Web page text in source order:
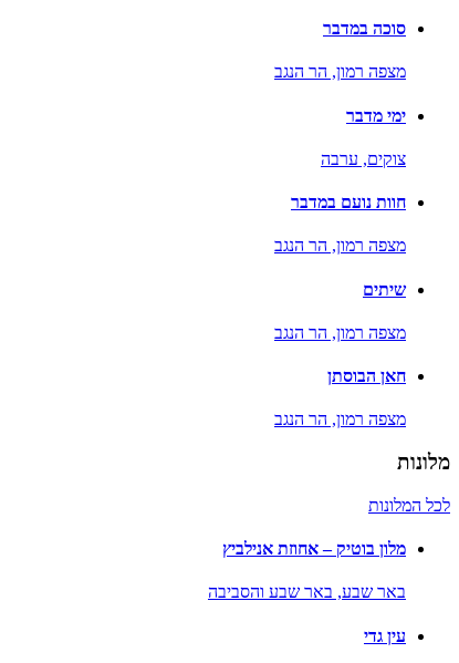
סוכה במדבר
מצפה רמון, הר הנגב
ימי מדבר
צוקים, ערבה
חוות נועם במדבר
מצפה רמון, הר הנגב
שיתים
מצפה רמון, הר הנגב
חאן הבוסתן
מצפה רמון, הר הנגב
מלונות
לכל המלונות
מלון בוטיק – אחוזת אנילביץ
באר שבע, באר שבע והסביבה
עין גדי